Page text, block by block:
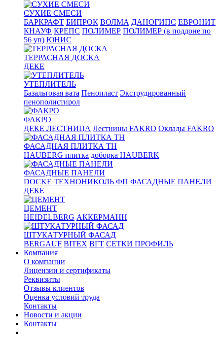
СУХИЕ СМЕСИ
БАРКРАФТ БИПРОК ВОЛМА ДАНОГИПС ЕВРОНИТ
КНАУФ КРЕПС ПОЛИМЕР ПОЛИМЕР (в поддоне по
56 уп) ЮНИС
ТЕРРАСНАЯ ДОСКА
ДЕКЕ
УТЕПЛИТЕЛЬ
Базальтовая вата Пенопласт Экструдированный
пенополистирол
ФАКРО
ДЕКЕ ЛЕСТНИЦА Лестницы FAKRO Оклады FAKRO
ФАСАДНАЯ ПЛИТКА ТН
HAUBERG плитка доборка HAUBERK
ФАСАДНЫЕ ПАНЕЛИ
DOCKE ТЕХНОНИКОЛЬ ФП ФАСАДНЫЕ ПАНЕЛИ
ДЕКЕ
ЦЕМЕНТ
HEIDELBERG АККЕРМАНН
ШТУКАТУРНЫЙ ФАСАД
BERGAUF BITEX ВГТ СЕТКИ ПРОФИЛЬ
Компания
О компании
Лицензии и сертификаты
Реквизиты
Отзывы клиентов
Оценка условий труда
Контакты
Новости и акции
Контакты